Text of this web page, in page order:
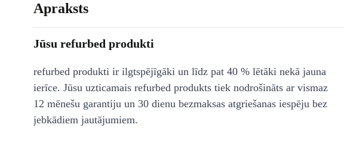
Apraksts
Jūsu refurbed produkti
refurbed produkti ir ilgtspējīgāki un līdz pat 40 % lētāki nekā jauna
ierīce. Jūsu uzticamais refurbed produkts tiek nodrošināts ar vismaz
12 mēnešu garantiju un 30 dienu bezmaksas atgriešanas iespēju bez
jebkādiem jautājumiem.